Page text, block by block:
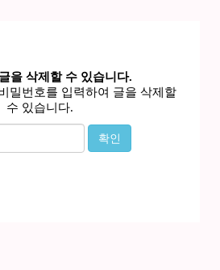
을 삭제할 수 있습니다.
밀번호를 입력하여 글을 삭제할
수 있습니다.